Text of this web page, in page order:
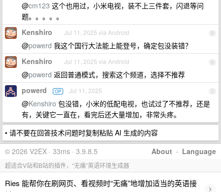
@cm123 这个也用过，小米电视，装不上三件套，闪退等问
题。。。。。
5
Kenshiro Jul 11, 2025 via Android
@powerd 我这个国行大法能上能登号，确定包没装错？
6
Kenshiro Jul 11, 2025 via Android
@powerd 返回普通模式，搜索这个频道，选择不推荐
7
powerd OP Jul 11, 2025
@Kenshiro 包没错，小米的低配电视，也试过了不推荐，还是
有，关键它一直在，看完后还大量增加，非常头疼。
• 请不要在回答技术问题时复制粘贴 AI 生成的内容
About · Language
© 2026 V2EX · 33ms · 3.9.8.5
超适合V站和B站的插件，“无痛”英语环境生成器
Ries 能帮你在刷网页、看视频时“无痛”地增加适当的英语接
›